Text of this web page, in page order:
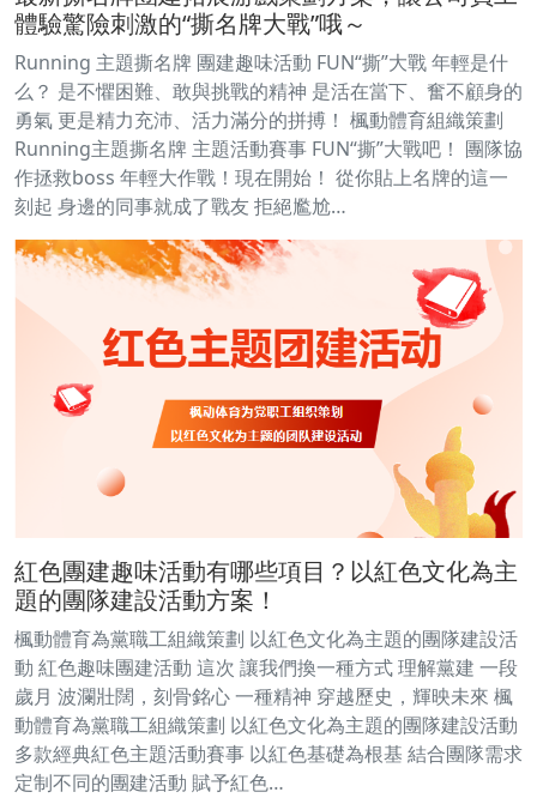
體驗驚險刺激的“撕名牌大戰”哦～
Running 主題撕名牌 團建趣味活動 FUN“撕”大戰 年輕是什
么？ 是不懼困難、敢與挑戰的精神 是活在當下、奮不顧身的
勇氣 更是精力充沛、活力滿分的拼搏！ 楓動體育組織策劃
Running主題撕名牌 主題活動賽事 FUN“撕”大戰吧！ 團隊協
作拯救boss 年輕大作戰！現在開始！ 從你貼上名牌的這一
刻起 身邊的同事就成了戰友 拒絕尷尬…
紅色團建趣味活動有哪些項目？以紅色文化為主
題的團隊建設活動方案！
楓動體育為黨職工組織策劃 以紅色文化為主題的團隊建設活
動 紅色趣味團建活動 這次 讓我們換一種方式 理解黨建 一段
歲月 波瀾壯闊，刻骨銘心 一種精神 穿越歷史，輝映未來 楓
動體育為黨職工組織策劃 以紅色文化為主題的團隊建設活動
多款經典紅色主題活動賽事 以紅色基礎為根基 結合團隊需求
定制不同的團建活動 賦予紅色…